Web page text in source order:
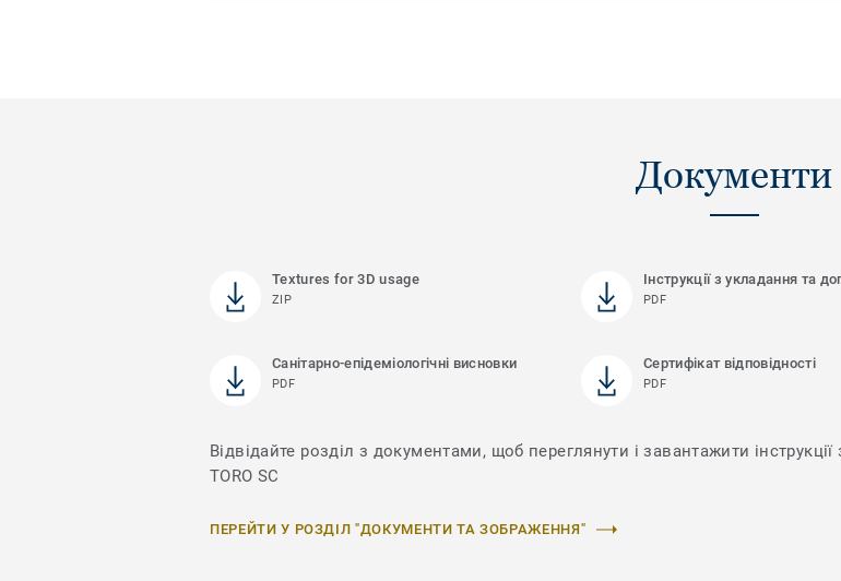
Документи
Textures for 3D usage
ZIP
Інструкції з укладання та
PDF
Санітарно-епідеміологічні висновки
PDF
Сертифікат відповідності
PDF
Відвідайте розділ з документами, щоб переглянути і завантажити
TORO SC
ПЕРЕЙТИ У РОЗДІЛ "ДОКУМЕНТИ ТА ЗОБРАЖЕННЯ"